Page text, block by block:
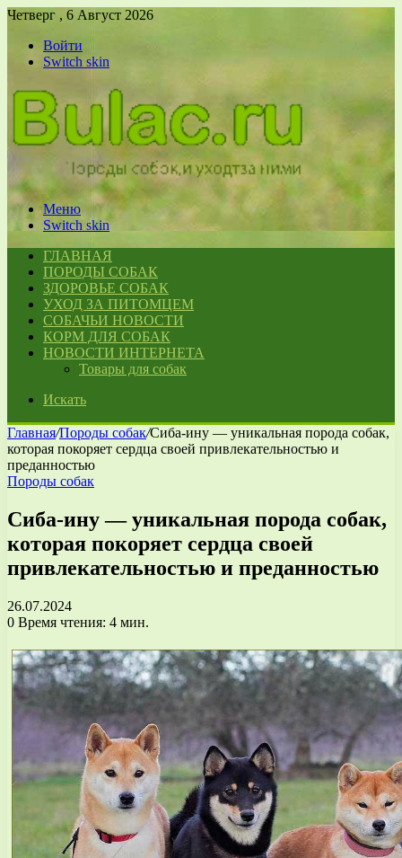
Четверг , 6 Август 2026
Войти
Switch skin
Меню
Switch skin
ГЛАВНАЯ
ПОРОДЫ СОБАК
ЗДОРОВЬЕ СОБАК
УХОД ЗА ПИТОМЦЕМ
СОБАЧЬИ НОВОСТИ
КОРМ ДЛЯ СОБАК
НОВОСТИ ИНТЕРНЕТА
Товары для собак
Искать
Главная/Породы собак/Сиба-ину — уникальная порода собак,
которая покоряет сердца своей привлекательностью и
преданностью
Породы собак
Сиба-ину — уникальная порода собак,
которая покоряет сердца своей
привлекательностью и преданностью
26.07.2024
0 Время чтения: 4 мин.